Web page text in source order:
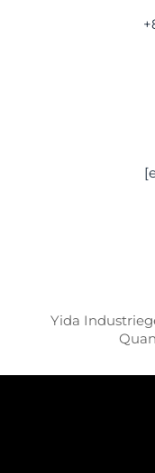
Yida